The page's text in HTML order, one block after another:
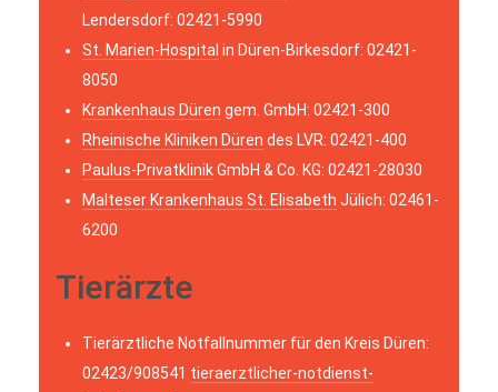
Lendersdorf: 02421-5990
St. Marien-Hospital in Düren-Birkesdorf: 02421-
8050
Krankenhaus Düren gem. GmbH: 02421-300
Rheinische Kliniken Düren des LVR: 02421-400
Paulus-PrivatklinikGmbH & Co. KG: 02421-28030
Malteser Krankenhaus St. Elisabeth Jülich: 02461-
6200
Tierärzte
Tierärztliche Notfallnummer für den Kreis Düren:
02423/908541 tieraerztlicher-notdienst-